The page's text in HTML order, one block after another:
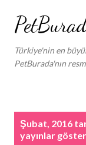
Türkiye'nin en
PetBurada'nın
Şubat, 2016
yayınlar